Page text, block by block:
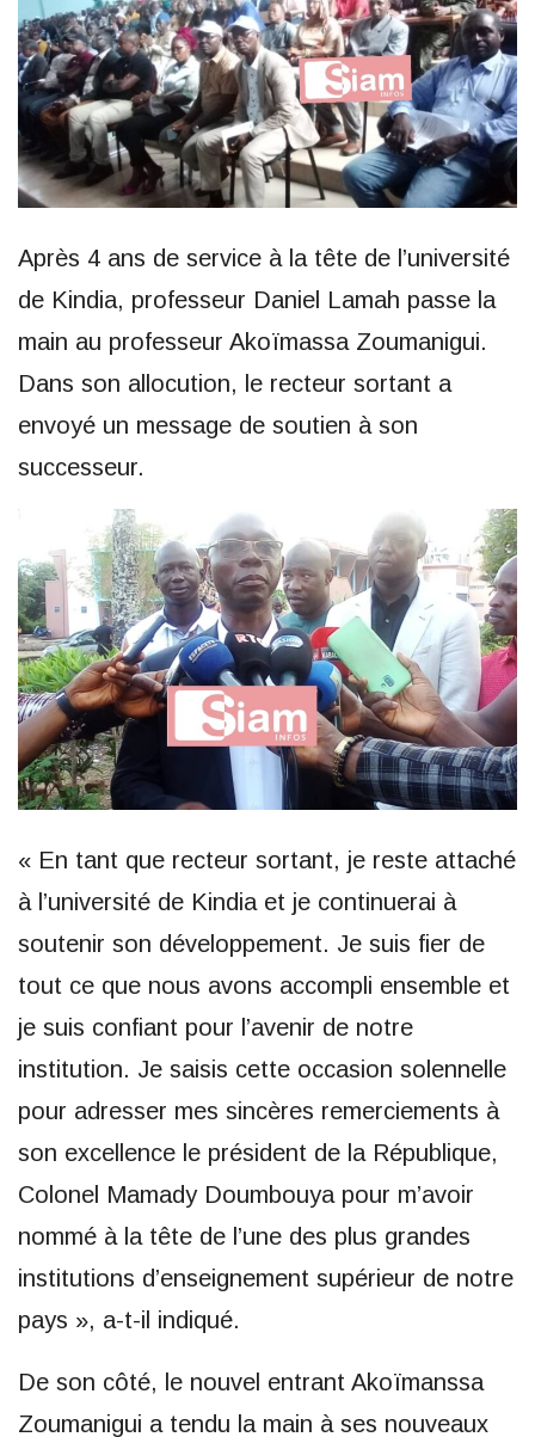
Après 4 ans de service à la tête de l’université
de Kindia, professeur Daniel Lamah passe la
main au professeur Akoïmassa Zoumanigui.
Dans son allocution, le recteur sortant a
envoyé un message de soutien à son
successeur.
« En tant que recteur sortant, je reste attaché
à l’université de Kindia et je continuerai à
soutenir son développement. Je suis fier de
tout ce que nous avons accompli ensemble et
je suis confiant pour l’avenir de notre
institution. Je saisis cette occasion solennelle
pour adresser mes sincères remerciements à
son excellence le président de la République,
Colonel Mamady Doumbouya pour m’avoir
nommé à la tête de l’une des plus grandes
institutions d’enseignement supérieur de notre
pays », a-t-il indiqué.
De son côté, le nouvel entrant Akoïmanssa
Zoumanigui a tendu la main à ses nouveaux